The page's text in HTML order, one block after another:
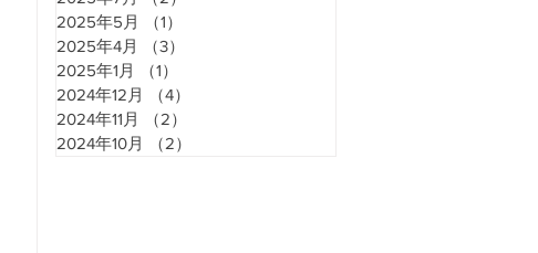
2025年5月
（1）
2025年4月
（3）
2025年1月
（1）
2024年12月
（4）
2024年11月
（2）
2024年10月
（2）